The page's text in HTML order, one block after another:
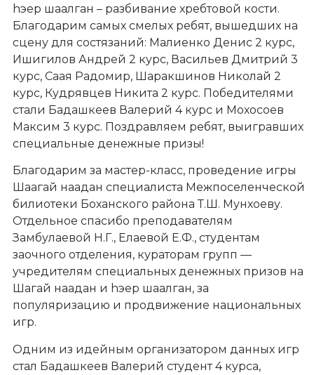
hэер шаалган – разбивание хребтовой кости.
Благодарим самых смелых ребят, вышедших на
сцену для состязаний: Малиенко Денис 2 курс,
Ишигилов Андрей 2 курс, Васильев Дмитрий 3
курс, Саая Радомир, Шаракшинов Николай 2
курс, Кудрявцев Никита 2 курс. Победителями
стали Бадашкеев Валерий 4 курс и Мохосоев
Максим 3 курс. Поздравляем ребят, выигравших
специальные денежные призы!
Благодарим за мастер-класс, проведение игры
Шаагай наадан специалиста Межпоселенческой
билиотеки Боханского района Т.Ш. Мунхоеву.
Отдельное спасибо преподавателям
Замбулаевой Н.Г., Елаевой Е.Ф., студентам
заочного отделения, кураторам групп —
учредителям специальных денежных призов на
Шагай наадан и hэер шаалган, за
популяризацию и продвижение национальных
игр.
Одним из идейным организатором данных игр
стал Бадашкеев Валерий студент 4 курса,